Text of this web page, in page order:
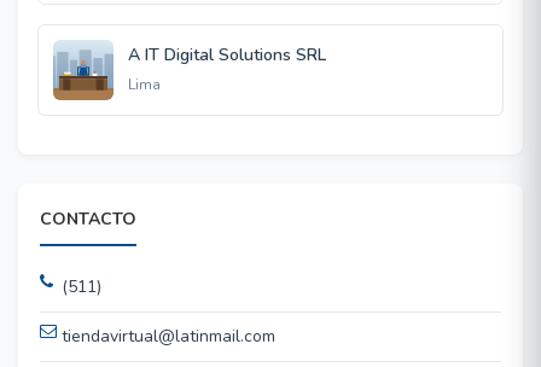
A IT Digital Solutions SRL
Lima
CONTACTO
(511)
tiendavirtual@latinmail.com